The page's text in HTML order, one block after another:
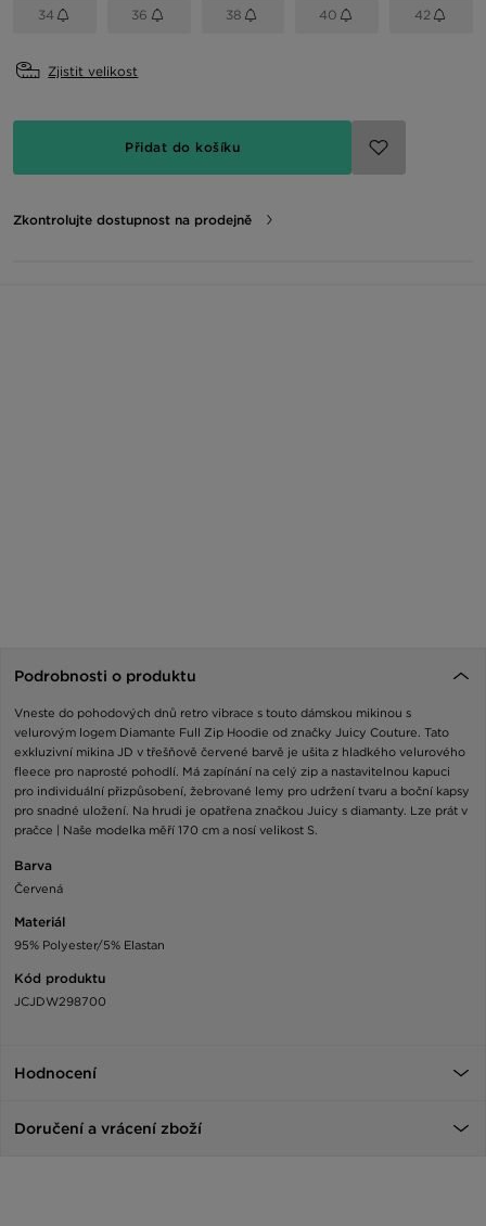
34 36 38 40 42
Zjistit velikost
Přidat do košíku
Zkontrolujte dostupnost na prodejně
Podrobnosti o produktu
Vneste do pohodových dnů retro vibrace s touto dámskou mikinou s
velurovým logem Diamante Full Zip Hoodie od značky Juicy Couture. Tato
exkluzivní mikina JD v třešňově červené barvě je ušita z hladkého velurového
fleece pro naprosté pohodlí. Má zapínání na celý zip a nastavitelnou kapuci
pro individuální přizpůsobení, žebrované lemy pro udržení tvaru a boční kapsy
pro snadné uložení. Na hrudi je opatřena značkou Juicy s diamanty. Lze prát v
pračce | Naše modelka měří 170 cm a nosí velikost S.
Barva
Červená
Materiál
95% Polyester/5% Elastan
Kód produktu
JCJDW298700
Hodnocení
Doručení a vrácení zboží